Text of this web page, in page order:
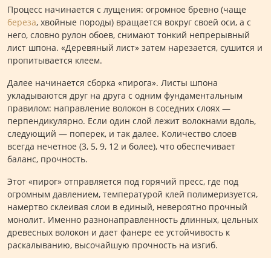
Процесс начинается с лущения: огромное бревно (чаще
береза, хвойные породы) вращается вокруг своей оси, а с
него, словно рулон обоев, снимают тонкий непрерывный
лист шпона. «Деревяный лист» затем нарезается, сушится и
пропитывается клеем.
Далее начинается сборка «пирога». Листы шпона
укладываются друг на друга с одним фундаментальным
правилом: направление волокон в соседних слоях —
перпендикулярно. Если один слой лежит волокнами вдоль,
следующий — поперек, и так далее. Количество слоев
всегда нечетное (3, 5, 9, 12 и более), что обеспечивает
баланс, прочность.
Этот «пирог» отправляется под горячий пресс, где под
огромным давлением, температурой клей полимеризуется,
намертво склеивая слои в единый, невероятно прочный
монолит. Именно разнонаправленность длинных, цельных
древесных волокон и дает фанере ее устойчивость к
раскалыванию, высочайшую прочность на изгиб.